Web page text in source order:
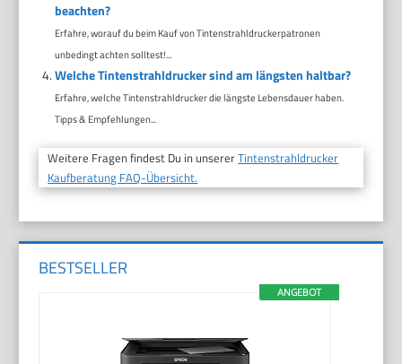
beachten?
Erfahre, worauf du beim Kauf von Tintenstrahldruckerpatronen
unbedingt achten solltest!...
Welche Tintenstrahldrucker sind am längsten haltbar?
Erfahre, welche Tintenstrahldrucker die längste Lebensdauer haben.
Tipps & Empfehlungen...
Weitere Fragen findest Du in unsererTintenstrahldrucker
Kaufberatung FAQ-Übersicht.
BESTSELLER
ANGEBOT